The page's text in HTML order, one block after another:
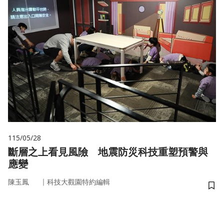
115/05/28
斷層之上看見風險 地震防災科技重塑預警與
應變
陳玉鳳 ｜ 科技大觀園特約編輯
儲